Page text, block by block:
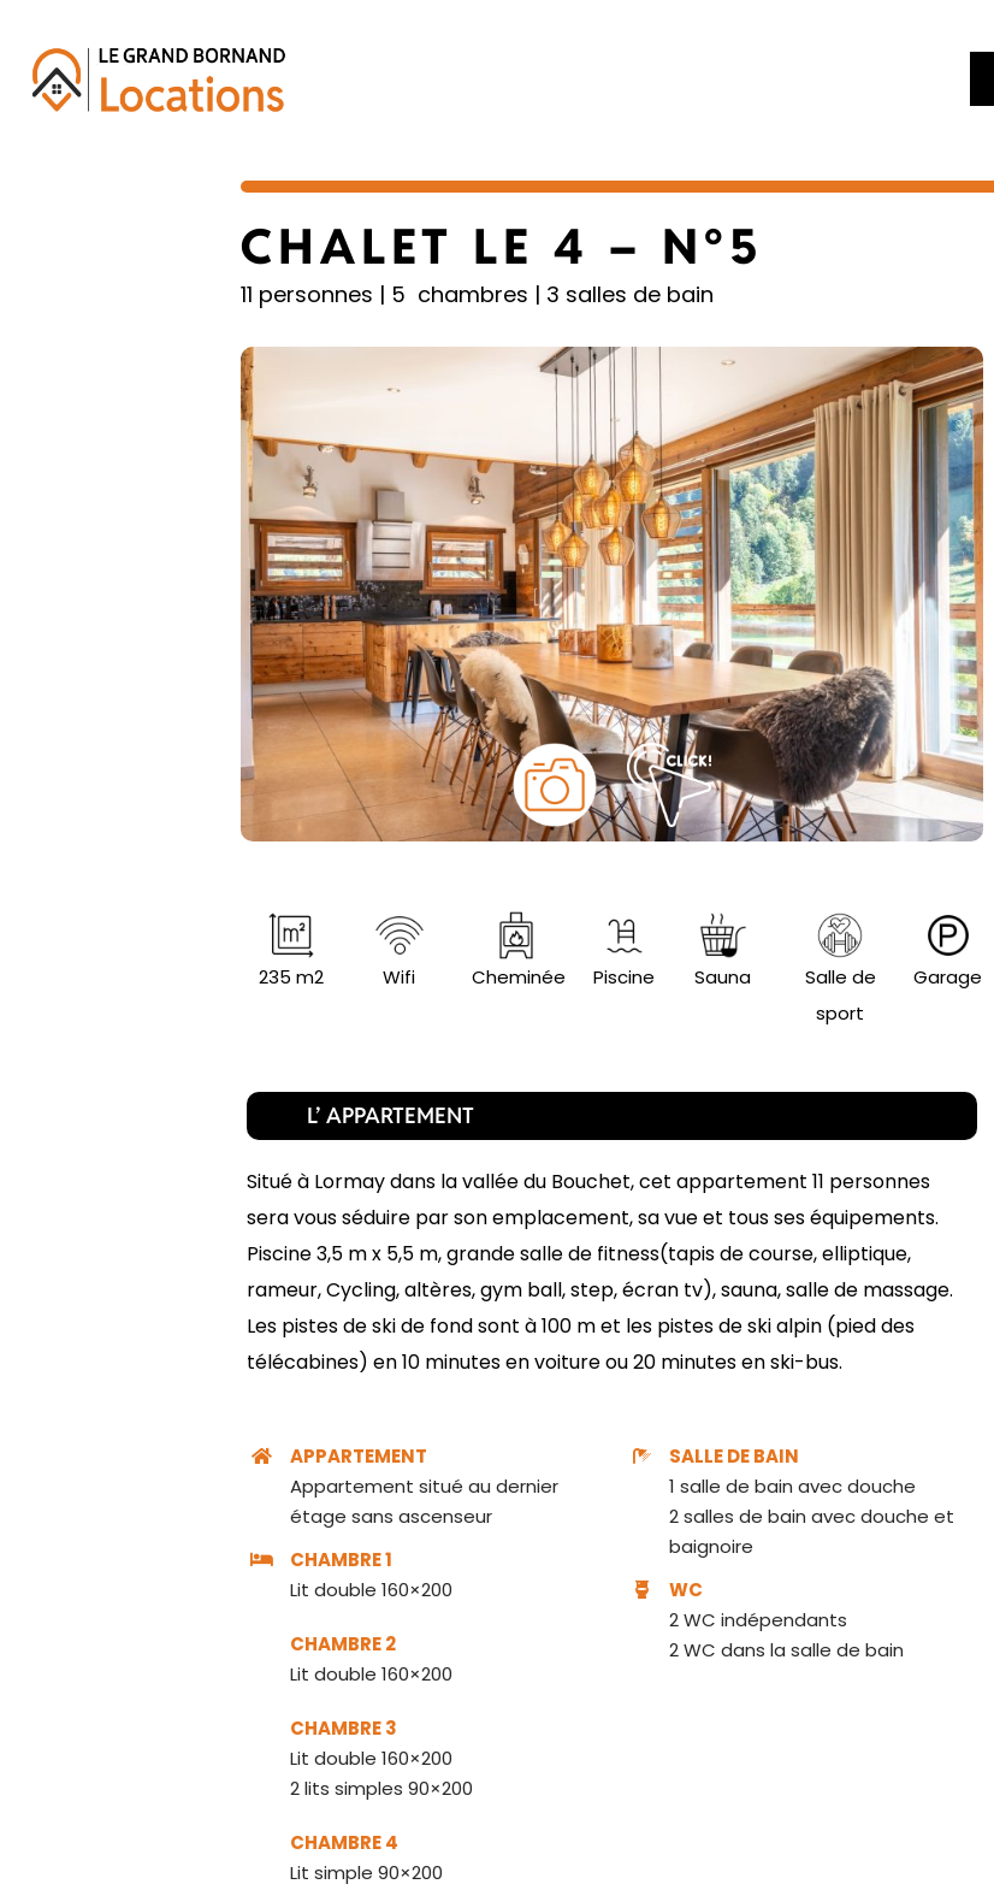
contenu
TOUTES NOS LOCATIONSCHALET LE 4 – N°5
11 personnes | 5 chambres | 3 salles de bain
235 m2 Wifi Cheminée Piscine Sauna
Salle de
sport
Garage
L’ APPARTEMENT
Situé à Lormay dans la vallée du Bouchet, cet appartement 11 personnes
sera vous séduire par son emplacement, sa vue et tous ses équipements.
Piscine 3,5 m x 5,5 m, grande salle de fitness(tapis de course, elliptique,
rameur, Cycling, altères, gym ball, step, écran tv), sauna, salle de massage.
Les pistes de ski de fond sont à 100 m et les pistes de ski alpin (pied des
télécabines) en 10 minutes en voiture ou 20 minutes en ski-bus.
APPARTEMENT
Appartement situé au dernier
étage sans ascenseur
CHAMBRE 1
Lit double 160×200
CHAMBRE 2
Lit double 160×200
CHAMBRE 3
Lit double 160×200
2 lits simples 90×200
CHAMBRE 4
Lit simple 90×200
SALLE DE BAIN
1 salle de bain avec douche
2 salles de bain avec douche et
baignoire
WC
2 WC indépendants
2 WC dans la salle de bain